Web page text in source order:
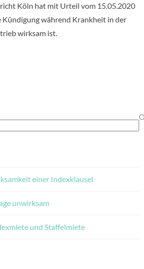
Köln hat mit Urteil vom 15.05.2020
Kündigung während Krankheit in der
wirksam ist.
einer Indexklausel
unwirksam
und Staffelmiete